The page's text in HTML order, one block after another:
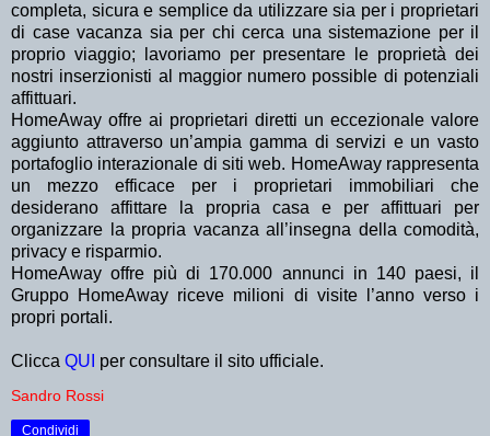
completa, sicura e semplice da utilizzare sia per i proprietari
di case vacanza sia per chi cerca una sistemazione per il
proprio viaggio; lavoriamo per presentare le proprietà dei
nostri inserzionisti al maggior numero possible di potenziali
affittuari.
HomeAway offre ai proprietari diretti un eccezionale valore
aggiunto attraverso un’ampia gamma di servizi e un vasto
portafoglio interazionale di siti web. HomeAway rappresenta
un mezzo efficace per i proprietari immobiliari che
desiderano affittare la propria casa e per affittuari per
organizzare la propria vacanza all’insegna della comodità,
privacy e risparmio.
HomeAway offre più di 170.000 annunci in 140 paesi, il
Gruppo HomeAway riceve milioni di visite l’anno verso i
propri portali.
Clicca QUI per consultare il sito ufficiale.
Sandro Rossi
Condividi